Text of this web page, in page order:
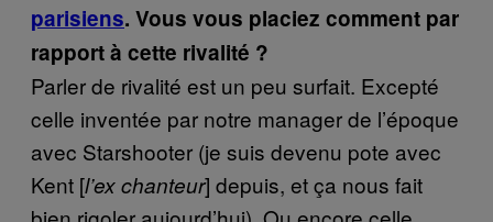
parisiens. Vous vous placiez comment par
rapport à cette rivalité ?
Parler de rivalité est un peu surfait. Excepté
celle inventée par notre manager de l’époque
avec Starshooter (je suis devenu pote avec
Kent [l’ex chanteur] depuis, et ça nous fait